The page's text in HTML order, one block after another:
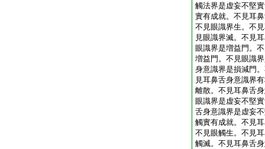
觸法界是虚妄不堅
實有成就。不見耳
不見眼識界生。不
見眼識界滅。不見
眼識界是増益門。
増益門。不見眼識
身意識界是損減門
見耳鼻舌身意識界
離散。不見耳鼻舌
眼識界是虚妄不堅
舌身意識界是虚妄
觸實有成就。不見
不見眼觸生。不見
觸滅。不見耳鼻舌